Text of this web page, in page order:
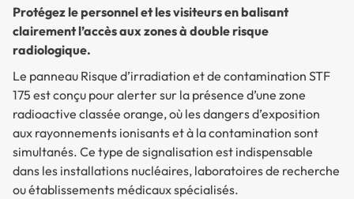
Protégez le personnel et les visiteurs en balisant
clairement l’accès aux zones à double risque
radiologique.
Le panneau Risque d’irradiation et de contamination STF
175 est conçu pour alerter sur la présence d’une zone
radioactive classée orange, où les dangers d’exposition
aux rayonnements ionisants et à la contamination sont
simultanés. Ce type de signalisation est indispensable
dans les installations nucléaires, laboratoires de recherche
ou établissements médicaux spécialisés.